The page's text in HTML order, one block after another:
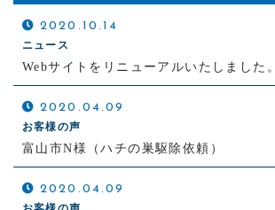
2020.10.14
ニュース
Webサイトをリニューアルいたしました。
2020.04.09
お客様の声
富山市N様（ハチの巣駆除依頼）
2020.04.09